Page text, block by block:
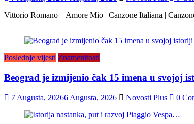
Vittorio Romano – Amore Mio | Canzone Italiana |
Poslednje vijesti Znamenitosti
Beograd je izmijenio čak 15 imena u svojoj
7 Augusta, 20266 Augusta, 2026 Novosti Plus 0